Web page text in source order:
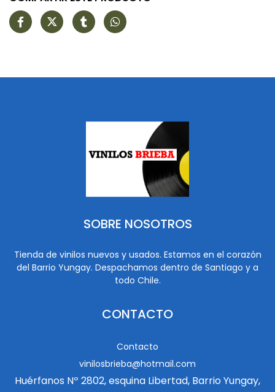
SOBRE NOSOTROS
Tienda de vinilos nuevos y usados. Estamos en el corazón
del Barrio Yungay. Despachamos dentro de Santiago y a
todo Chile.
CONTACTO
Contacto
vinilosbrieba@hotmail.com
Huérfanos Nº 2802, esquina Libertad, Barrio Yungay,